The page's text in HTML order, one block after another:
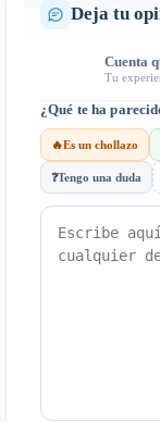
Deja tu
Cuenta
Tu
¿Qué te ha
🔥Es un chollazo
❓Tengo una duda